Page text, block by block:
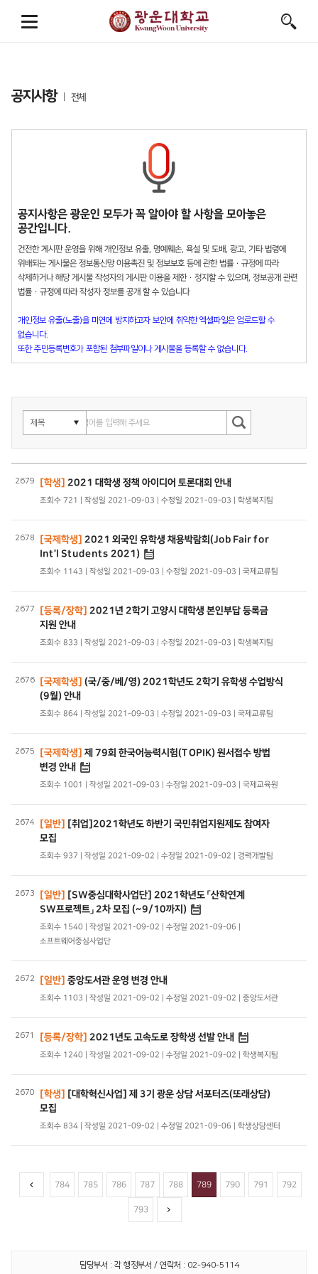
공지사항 전체
공지사항은 광운인 모두가 꼭 알아야 할 사항을 모아놓은
공간입니다.
건전한 게시판 운영을 위해 개인정보 유출, 명예훼손, 욕설 및 도배, 광고, 기타 법령에
위배되는 게시물은 정보통신망 이용촉진 및 정보보호 등에 관한 법률 · 규정에 따라
삭제하거나 해당 게시물 작성자의 게시판 이용을 제한 · 정지할 수 있으며, 정보공개 관련
법률 · 규정에 따라 작성자 정보를 공개 할 수 있습니다
개인정보 유출(노출)을 미연에 방지하고자 보안에 취약한 엑셀파일은 업로드할 수
없습니다.
또한 주민등록번호가 포함된 첨부파일이나 게시물을 등록할 수 없습니다.
2679 [학생] 2021 대학생 정책 아이디어 토론대회 안내
조회수 721 | 작성일 2021-09-03 | 수정일 2021-09-03 | 학생복지팀
2678 [국제학생] 2021 외국인 유학생 채용박람회(Job Fair for
Int'l Students 2021)
조회수 1143 | 작성일 2021-09-03 | 수정일 2021-09-03 | 국제교류팀
2677 [등록/장학] 2021년 2학기 고양시 대학생 본인부답 등록금
지원 안내
조회수 833 | 작성일 2021-09-03 | 수정일 2021-09-03 | 학생복지팀
2676 [국제학생] (국/중/베/영) 2021학년도 2학기 유학생 수업방식
(9월) 안내
조회수 864 | 작성일 2021-09-03 | 수정일 2021-09-03 | 국제교류팀
2675 [국제학생] 제 79회 한국어능력시험(TOPIK) 원서접수 방법
변경 안내
조회수 1001 | 작성일 2021-09-03 | 수정일 2021-09-03 | 국제교육원
2674 [일반] [취업]2021학년도 하반기 국민취업지원제도 참여자
모집
조회수 937 | 작성일 2021-09-02 | 수정일 2021-09-02 | 경력개발팀
2673 [일반] [SW중심대학사업단] 2021학년도 「산학연계
SW프로젝트」 2차 모집 (~9/10까지)
조회수 1540 | 작성일 2021-09-02 | 수정일 2021-09-06 |
소프트웨어중심사업단
2672 [일반] 중앙도서관 운영 변경 안내
조회수 1103 | 작성일 2021-09-02 | 수정일 2021-09-02 | 중앙도서관
2671 [등록/장학] 2021년도 고속도로 장학생 선발 안내
조회수 1240 | 작성일 2021-09-02 | 수정일 2021-09-02 | 학생복지팀
2670 [학생] [대학혁신사업] 제 3기 광운 상담 서포터즈(또래상담)
모집
조회수 834 | 작성일 2021-09-02 | 수정일 2021-09-06 | 학생상담센터
784 785 786 787 788 789 790 791 792
793
담당부서 : 각 행정부서 / 연락처 : 02-940-5114